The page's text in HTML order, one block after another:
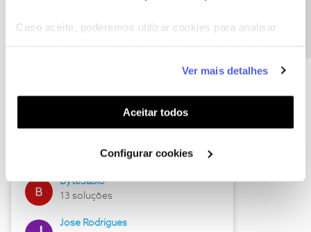
Caso aceite, poderemos utilizar cookies para analisar
funcionalidades (cookies de personalização e
funcionalidade) e adaptar anúncios aos seus interesses
(cookies de publicidade personalizada). Pode gerir a
utilização dos cookies clicando em "Configurar
Ver mais detalhes
Aceitar todos
Configurar cookies
Hall of Fame de julho
17 soluções
ByteSábio
13 soluções
Jose Rodrigues